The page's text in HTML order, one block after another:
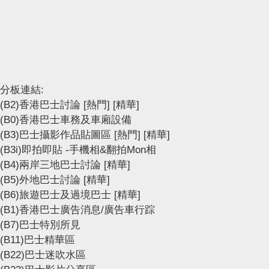
分板連結:
(B2)香港巴士討論 [熱門] [精華]
(B0)香港巴士車務及車廂設備
(B3)巴士攝影作品貼圖區 [熱門] [精華]
(B3i)即拍即貼 -手機相&翻拍Mon相
(B4)兩岸三地巴士討論 [精華]
(B5)外地巴士討論 [精華]
(B6)旅遊巴士及過境巴士 [精華]
(B1)香港巴士廣告消息/廣告車行踪
(B7)巴士特別所見
(B11)巴士精華區
(B22)巴士迷吹水區